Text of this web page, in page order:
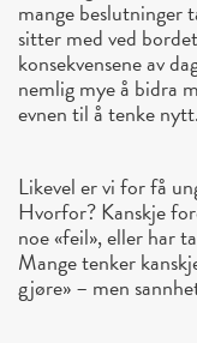
mange beslutninger
sitter med ved
konsekvensene av
nemlig mye å bidra
evnen til å tenke nytt.
Likevel er vi for få
Hvorfor? Kanskje
noe «feil», eller har
Mange tenker
gjøre» – men